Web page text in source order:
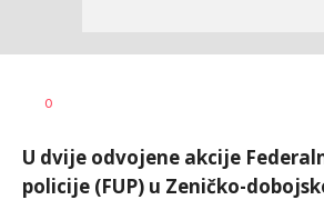
AUTOR
0
U dvije odvojene akcije
policije (FUP) u Zeničko-